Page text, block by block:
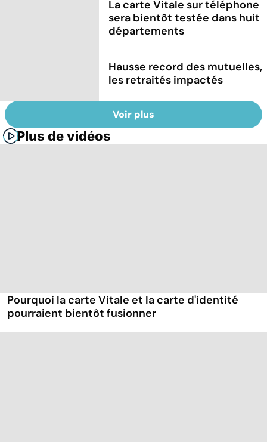
La carte Vitale sur téléphone
sera bientôt testée dans huit
départements
Hausse record des mutuelles,
les retraités impactés
Voir plus
Plus de vidéos
Pourquoi la carte Vitale et la carte d'identité
pourraient bientôt fusionner